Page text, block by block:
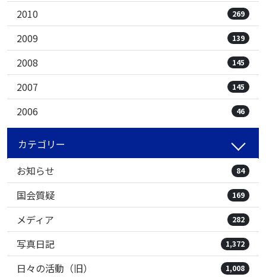
2010 269
2009 139
2008 145
2007 145
2006 46
カテゴリー
お知らせ
84
国会質疑 169
メディア 282
写真日記 1,372
日々の活動（旧） 1,008